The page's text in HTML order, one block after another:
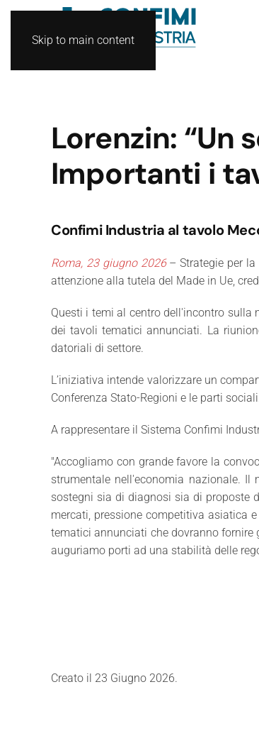
Skip to main content
Lorenzin: “Un
Importanti i
Confimi Industria al tavolo
Roma, 23 giugno 2026– Strategie per la
attenzione alla tutela del Made in Ue,
Questi i temi al centro dell'incontro
dei tavoli tematici annunciati. La
datoriali di settore.
L’iniziativa intende valorizzare un
Conferenza Stato-Regioni e le parti
A rappresentare il Sistema Confimi
"Accogliamo con grande favore la
strumentale nell'economia nazionale.
sostegni sia di diagnosi sia di proposte
mercati, pressione competitiva asiatica
tematici annunciati che dovranno
auguriamo porti ad una stabilità delle
Creato il 23 Giugno 2026.